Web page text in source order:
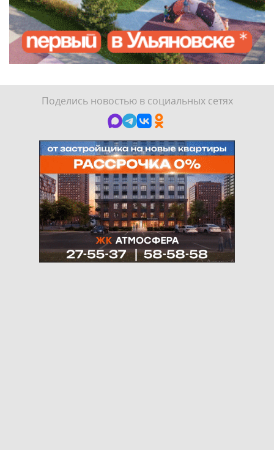
Поделись новостью в социальных сетях